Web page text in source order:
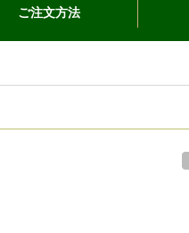
ご注文方法